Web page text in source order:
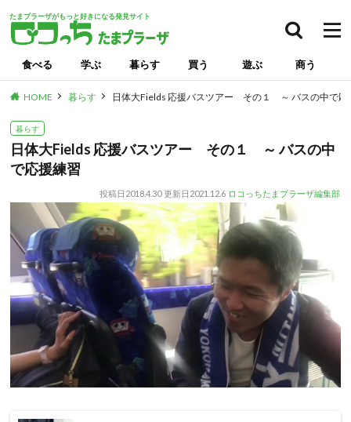
たまプラーザがもっと好きになる発見サイト
食べる 学ぶ 暮らす 買う 遊ぶ 商う
HOME 暮らす 日体大Fields 応援バスツアー その１ ～ バスの中で応
暮らす
日体大Fields 応援バスツアー その１ ～ バスの中
で応援練習
投稿日 2018.4.30 更新日 2021.12.6 ロコっちたまプラーザ編集部